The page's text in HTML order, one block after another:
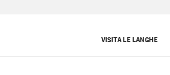
VISITA LE LANGHE